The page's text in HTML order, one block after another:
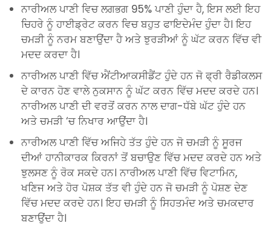
ਨਾਰੀਅਲ ਪਾਣੀ ਵਿਚ ਲਗਭਗ 95% ਪਾਣੀ ਹੁੰਦਾ ਹੈ, ਇਸ ਲਈ ਇਹ
ਚਿਹਰੇ ਨੂੰ ਹਾਈਡ੍ਰੇਟ ਕਰਨ ਵਿਚ ਬਹੁਤ ਫਾਇਦੇਮੰਦ ਹੁੰਦਾ ਹੈ। ਇਹ
ਚਮੜੀ ਨੂੰ ਨਰਮ ਬਣਾਉਂਦਾ ਹੈ ਅਤੇ ਝੁਰੜੀਆਂ ਨੂੰ ਘੱਟ ਕਰਨ ਵਿੱਚ ਵੀ
ਮਦਦ ਕਰਦਾ ਹੈ।
ਨਾਰੀਅਲ ਪਾਣੀ ਵਿੱਚ ਐਂਟੀਆਕਸੀਡੈਂਟ ਹੁੰਦੇ ਹਨ ਜੋ ਫ੍ਰੀ ਰੈਡੀਕਲਸ
ਦੇ ਕਾਰਨ ਹੋਣ ਵਾਲੇ ਨੁਕਸਾਨ ਨੂੰ ਘੱਟ ਕਰਨ ਵਿੱਚ ਮਦਦ ਕਰਦੇ ਹਨ।
ਨਾਰੀਅਲ ਪਾਣੀ ਦੀ ਵਰਤੋਂ ਕਰਨ ਨਾਲ ਦਾਗ-ਧੱਬੇ ਘੱਟ ਹੁੰਦੇ ਹਨ
ਅਤੇ ਚਮੜੀ ‘ਚ ਨਿਖਾਰ ਆਉਂਦਾ ਹੈ।
ਨਾਰੀਅਲ ਪਾਣੀ ਵਿੱਚ ਅਜਿਹੇ ਤੱਤ ਹੁੰਦੇ ਹਨ ਜੋ ਚਮੜੀ ਨੂੰ ਸੂਰਜ
ਦੀਆਂ ਹਾਨੀਕਾਰਕ ਕਿਰਨਾਂ ਤੋਂ ਬਚਾਉਣ ਵਿੱਚ ਮਦਦ ਕਰਦੇ ਹਨ ਅਤੇ
ਝੁਲਸਣ ਨੂੰ ਰੋਕ ਸਕਦੇ ਹਨ। ਨਾਰੀਅਲ ਪਾਣੀ ਵਿੱਚ ਵਿਟਾਮਿਨ,
ਖਣਿਜ ਅਤੇ ਹੋਰ ਪੋਸ਼ਕ ਤੱਤ ਵੀ ਹੁੰਦੇ ਹਨ ਜੋ ਚਮੜੀ ਨੂੰ ਪੋਸ਼ਣ ਦੇਣ
ਵਿੱਚ ਮਦਦ ਕਰਦੇ ਹਨ। ਇਹ ਚਮੜੀ ਨੂੰ ਸਿਹਤਮੰਦ ਅਤੇ ਚਮਕਦਾਰ
ਬਣਾਉਂਦਾ ਹੈ।